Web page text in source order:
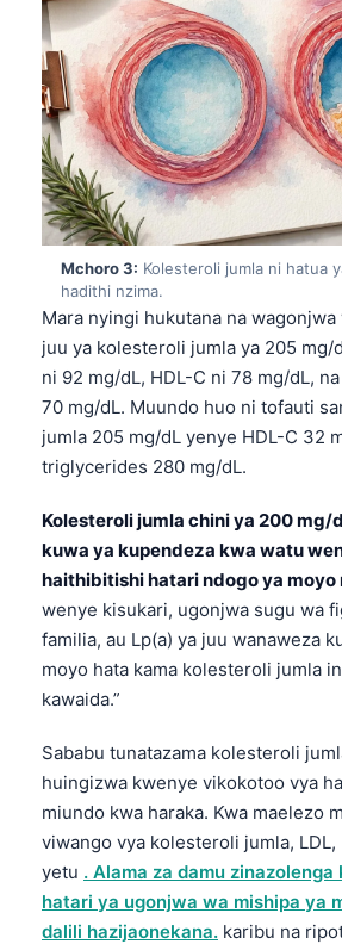
Mchoro 3: Kolesteroli jumla ni hatua
hadithi nzima.
Mara nyingi hukutana na wagonjwa
juu ya kolesteroli jumla ya 205 mg/
ni 92 mg/dL, HDL-C ni 78 mg/dL,
70 mg/dL. Muundo huo ni tofauti
jumla 205 mg/dL yenye HDL-C 32
triglycerides 280 mg/dL.
Kolesteroli jumla chini ya 200 mg/
kuwa ya kupendeza kwa watu
haithibitishi hatari ndogo ya moyo
wenye kisukari, ugonjwa sugu wa
familia, au Lp(a) ya juu wanaweza
moyo hata kama kolesteroli jumla
kawaida.”
Sababu tunatazama kolesteroli
huingizwa kwenye vikokotoo vya
miundo kwa haraka. Kwa maelezo
viwango vya kolesteroli jumla, LDL,
yetu . Alama za damu
hatari ya ugonjwa wa mishipa ya
dalili hazijaonekana. karibu na